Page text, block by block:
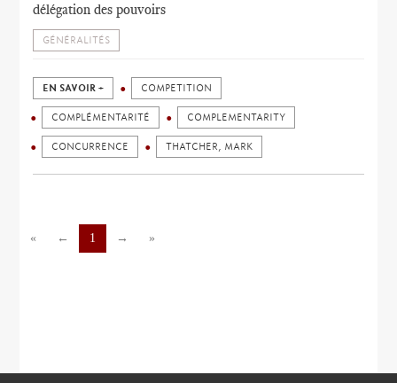
délégation des pouvoirs
GÉNÉRALITÉS
EN SAVOIR + COMPETITION
COMPLÉMENTARITÉ COMPLEMENTARITY
CONCURRENCE THATCHER, MARK
« ← 1 → »